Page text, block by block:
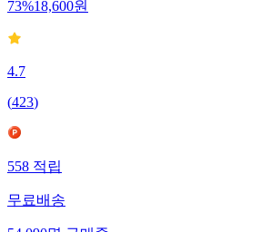
73%18,600원
4.7
(423)
558적립
무료배송